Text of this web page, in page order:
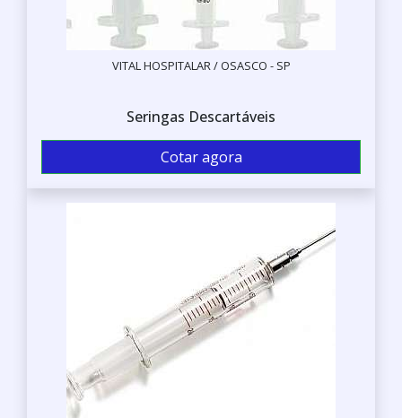
VITAL HOSPITALAR / OSASCO - SP
Seringas Descartáveis
Cotar agora